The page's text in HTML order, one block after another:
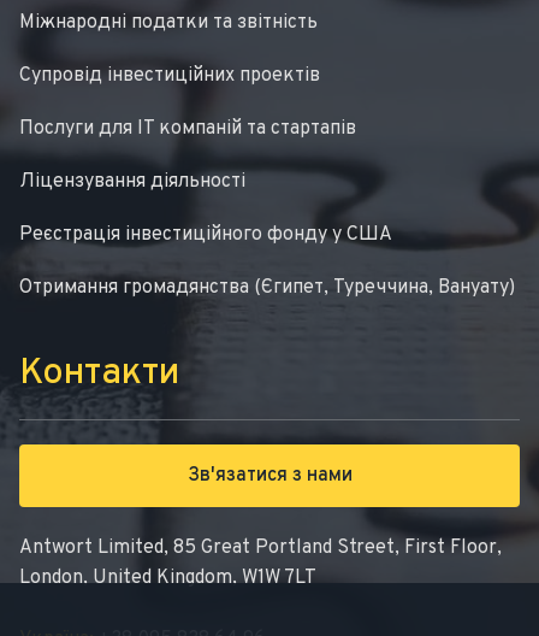
Міжнародні податки та звітність
Супровід інвестиційних проектів
Послуги для IT компаній та стартапів
Ліцензування діяльності
Реєстрація інвестиційного фонду у США
Отримання громадянства (Єгипет, Туреччина, Вануату)
Контакти
Зв'язатися з нами
Antwort Limited, 85 Great Portland Street, First Floor,
London, United Kingdom, W1W 7LT